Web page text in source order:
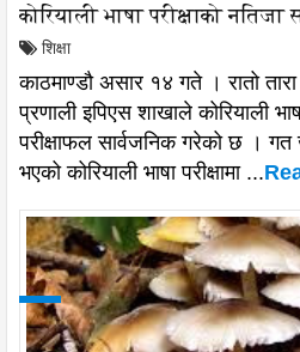
कोरियाली भाषा परीक्षाको नतिजा
शिक्षा
काठमाण्डौ असार १४ गते । रातो
प्रणाली इपिएस शाखाले कोरियाली
परीक्षाफल सार्वजनिक गरेको छ ।
भएको कोरियाली भाषा परीक्षामा ...